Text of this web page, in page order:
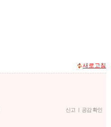
새로고침
신고 | 공감 확인